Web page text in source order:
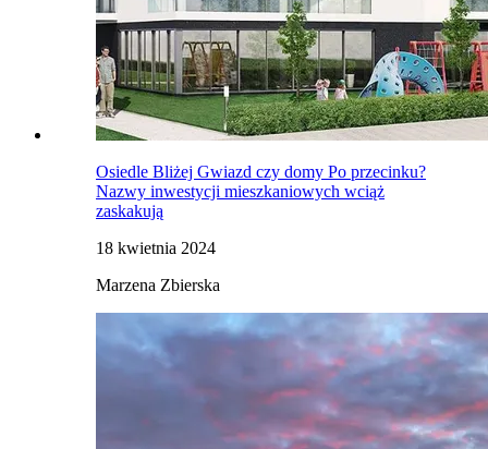
Osiedle Bliżej Gwiazd czy domy Po przecinku?
Nazwy inwestycji mieszkaniowych wciąż
zaskakują
18 kwietnia 2024
Marzena Zbierska